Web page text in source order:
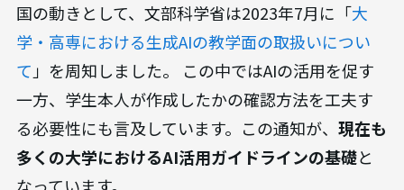
国の動きとして、文部科学省は2023年7月に「大
学・高専における生成AIの教学面の取扱いについ
て 」を周知しました。 この中ではAIの活用を促す
一方、学生本人が作成したかの確認方法を工夫す
る必要性にも言及しています。この通知が、 現在も
多くの大学におけるAI活用ガイドラインの基礎と